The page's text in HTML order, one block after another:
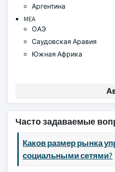
Аргентина
MEA
ОАЭ
Саудовская Аравия
Южная Африка
Часто задаваемые
Каков размер рынка
социальными сетями?